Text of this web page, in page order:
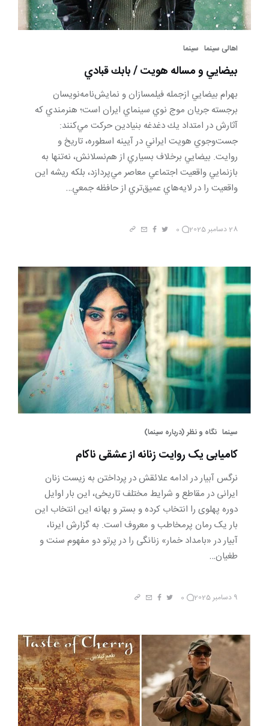
اهالی سینما سینما
بيضايي و مساله هويت / بابك قبادي
بهرام بيضايي ازجمله فيلمسازان و نمايش‌نامه‌نويسان
برجسته جريان موج نوي سينماي ايران است؛ هنرمندي كه
آثارش در امتداد يك دغدغه بنيادين حركت مي‌كنند:
جست‌وجوي هويت ايراني در آيينه اسطوره، تاريخ و
روايت. بيضايي برخلاف بسياري از هم‌نسلانش، نه‌تنها به
بازنمايي واقعيت اجتماعي معاصر مي‌پردازد، بلكه ريشه اين
واقعيت را در لايه‌هاي عميق‌تري از حافظه جمعي…
28 دسامبر 2025 0
سینما نگاه و نظر (درباره سینما)
کامیابی یک روایت زنانه از عشقی ناکام
نرگس آبیار در ادامه علائقش در پرداختن به زیست زنان
ایرانی در مقاطع و شرایط مختلف تاریخی، این بار اوایل
دوره پهلوی را انتخاب کرده و بستر و بهانه این انتخاب این
بار یک رمان پرمخاطب و معروف است. به گزارش ایرنا،
آبیار در «بامداد خمار» زنانگی را در پرتو دو مفهوم سنت و
طغیان…
9 دسامبر 2025 0